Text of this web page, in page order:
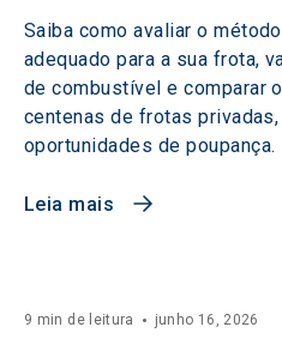
Saiba como avaliar o
adequado para a sua frota,
de combustível e comparar
centenas de frotas
oportunidades de poupança.
Leia mais
9 min de leitura junho 16, 2026